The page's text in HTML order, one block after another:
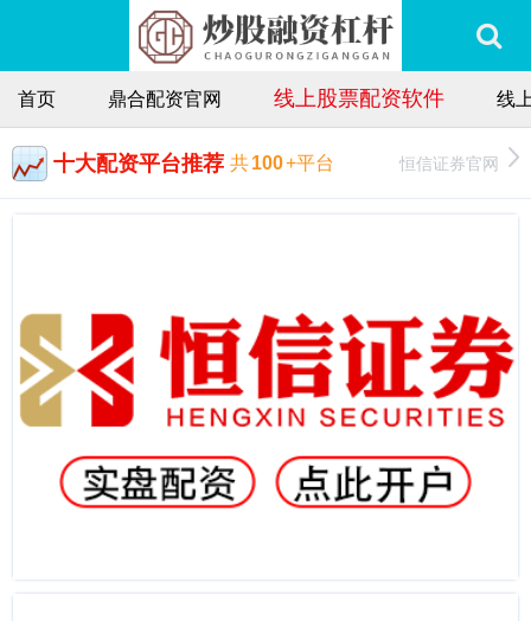
首页 鼎合配资官网 线上股票配资软件 线
十大配资平台推荐 共100+平台 恒信证券官网